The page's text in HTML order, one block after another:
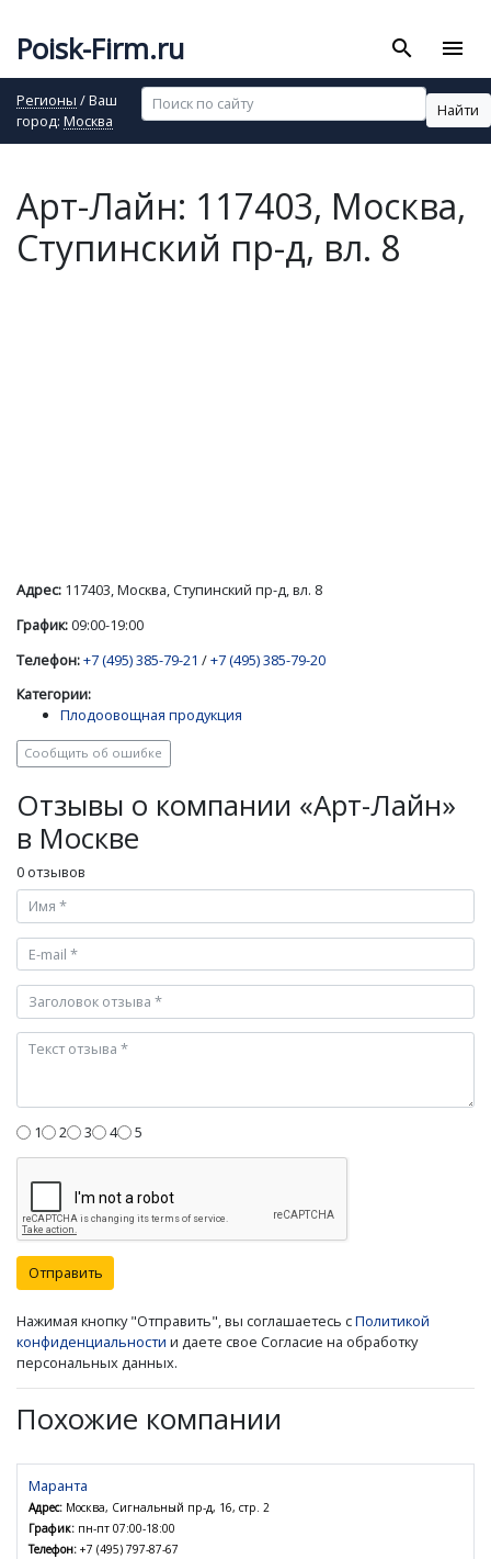
Poisk-Firm.ru search menu
Регионы / Ваш
город: Москва
Найти
Арт-Лайн: 117403, Москва,
Ступинский пр-д, вл. 8
Адрес: 117403, Москва, Ступинский пр-д, вл. 8
График:09:00-19:00
Телефон:+7 (495) 385-79-21 /+7 (495) 385-79-20
Категории:
Плодоовощная продукция
Сообщить об ошибке
Отзывы о компании «Арт-Лайн»
в Москве
0 отзывов
1 2 3 4 5
Отправить
Нажимая кнопку "Отправить", вы соглашаетесь сПолитикой
конфиденциальности и даете свое Согласие на обработку
персональных данных.
Похожие компании
Маранта
Адрес: Москва, Сигнальный пр-д, 16, стр. 2
График: пн-пт 07:00-18:00
Телефон: +7 (495) 797-87-67